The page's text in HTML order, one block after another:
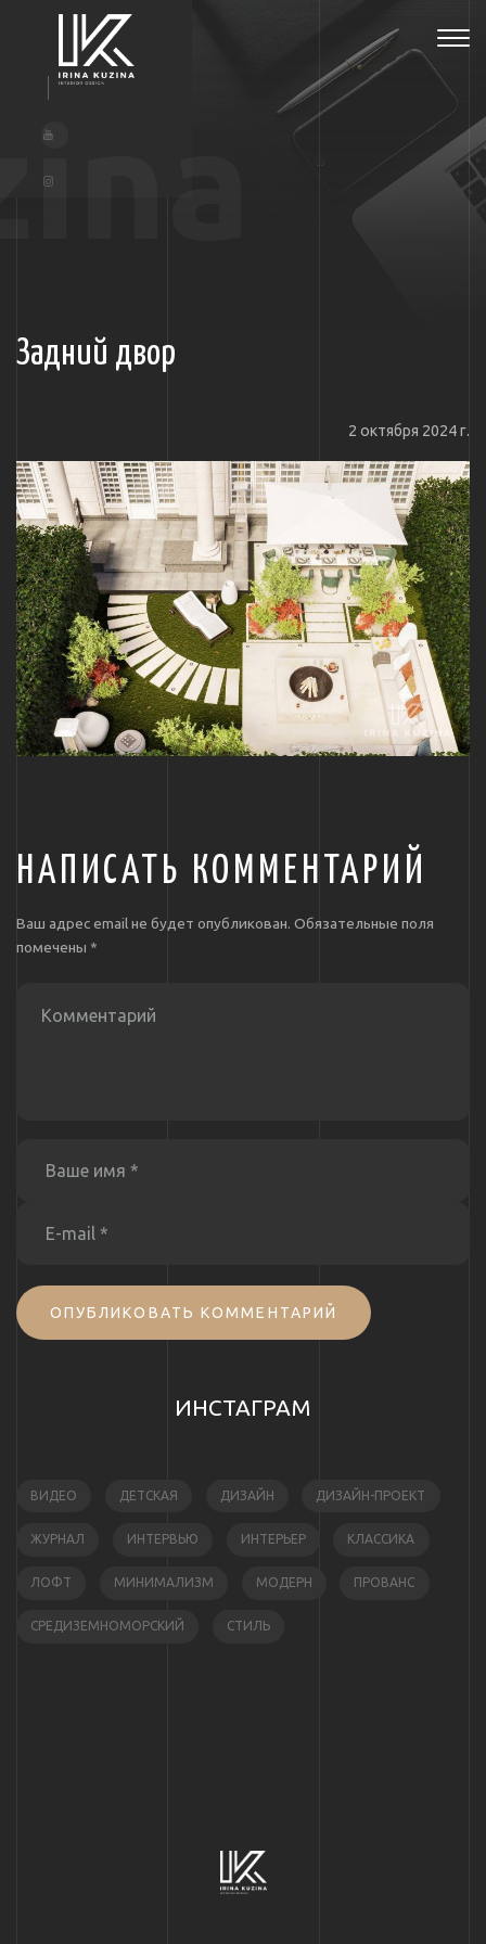
Задний двор
2 октября 2024 г.
НАПИСАТЬ КОММЕНТАРИЙ
Ваш адрес email не будет опубликован. Обязательные поля
помечены *
ОПУБЛИКОВАТЬ КОММЕНТАРИЙ
ИНСТАГРАМ
ВИДЕО ДЕТСКАЯ ДИЗАЙН ДИЗАЙН-ПРОЕКТ
ЖУРНАЛ ИНТЕРВЬЮ ИНТЕРЬЕР КЛАССИКА
ЛОФТ МИНИМАЛИЗМ МОДЕРН ПРОВАНС
СРЕДИЗЕМНОМОРСКИЙ СТИЛЬ